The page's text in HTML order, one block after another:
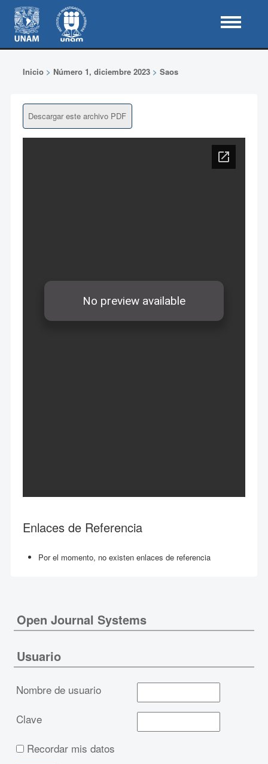
Inicio> Número 1, diciembre 2023> Saos
Descargar este archivo PDF
Enlaces de Referencia
Por el momento, no existen enlaces de referencia
Open Journal Systems
Usuario
Nombre de usuario
Clave
Recordar mis datos